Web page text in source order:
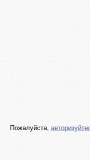
Пожалуйста,